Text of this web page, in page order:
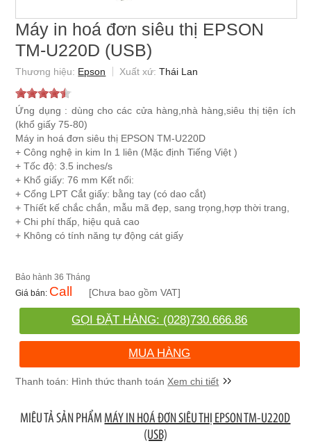
Máy in hoá đơn siêu thị EPSON
TM-U220D (USB)
Epson Thái Lan
Ứng dụng : dùng cho các cửa hàng,nhà hàng,siêu thị tiện ích
(khổ giấy 75-80)
Máy in hoá đơn siêu thị EPSON TM-U220D
+ Công nghệ in kim In 1 liên (Mặc định Tiếng Việt )
+ Tốc độ: 3.5 inches/s
+ Khổ giấy: 76 mm Kết nối:
+ Cổng LPT Cắt giấy: bằng tay (có dao cắt)
+ Thíết kế chắc chắn, mẫu mã đẹp, sang trọng,hợp thời trang,
+ Chi phí thấp, hiệu quả cao
+ Không có tính năng tự động cát giấy
36 Tháng
Call [Chưa bao gồm VAT]
GỌI ĐẶT HÀNG: (028)730.666.86
MUA HÀNG
Xem chi tiết
MIÊU TẢ SẢN PHẨM MÁY IN HOÁ ĐƠN SIÊU THỊ EPSON TM-U220D
(USB)